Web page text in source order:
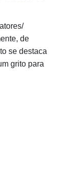
de
se destaca
grito para